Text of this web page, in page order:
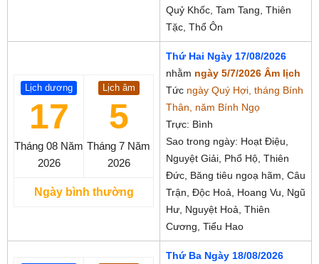
Quỷ Khốc, Tam Tang, Thiên
Tặc, Thổ Ôn
Lịch dương
17
Tháng 08 Năm
2026
Lịch âm
5
Tháng 7 Năm
2026
Ngày bình thường
Thứ Hai Ngày 17/08/2026
nhằm ngày 5/7/2026 Âm lịch
Tức ngày Quý Hợi, tháng Bính
Thân, năm Bính Ngọ
Trực: Bình
Sao trong ngày: Hoạt Điệu,
Nguyệt Giải, Phổ Hộ, Thiên
Đức, Băng tiêu ngoạ hãm, Câu
Trận, Độc Hoả, Hoang Vu, Ngũ
Hư, Nguyệt Hoả, Thiên
Cương, Tiểu Hao
Thứ Ba Ngày 18/08/2026